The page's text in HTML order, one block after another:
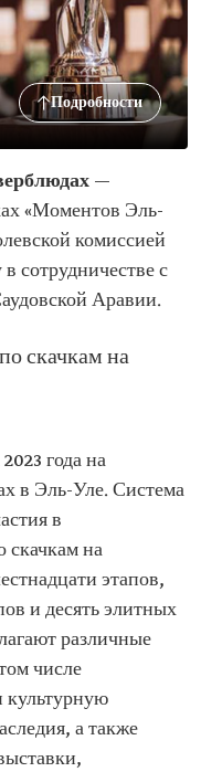
Подробности
—
«Моментов Эль-
комиссией
сотрудничестве с
Аравии.
скачкам на
года на
в Эль-Уле. Система
в
скачкам на
этапов,
и десять элитных
различные
числе
а также